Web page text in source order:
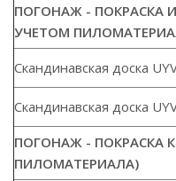
ПОГОНАЖ - ПОКРАСКА
УЧЕТОМ
Скандинавская доска
Скандинавская доска
ПОГОНАЖ - ПОКРАСКА
ПИЛОМАТЕРИАЛА)